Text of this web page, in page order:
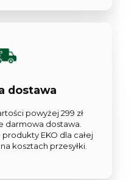
dostawa
powyżej 299 zł
darmowa dostawa.
EKO dla całej
kosztach przesyłki.